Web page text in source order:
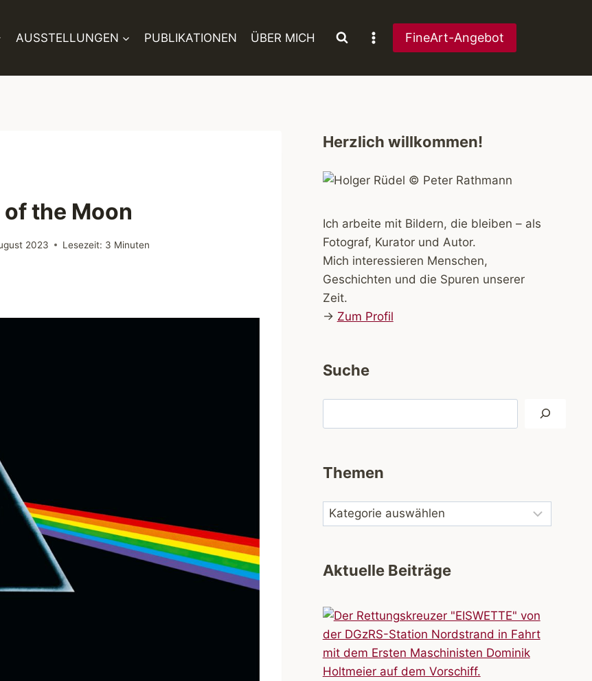
AUSSTELLUNGEN PUBLIKATIONEN ÜBER MICH FineArt-Angebot
the Moon
2023 Lesezeit: 3 Minuten
Herzlich willkommen!
Ich arbeite mit Bildern, die bleiben – als
Fotograf, Kurator und Autor.
Mich interessieren Menschen,
Geschichten und die Spuren unserer
Zeit.
→ Zum Profil
Suche
Themen
Aktuelle Beiträge